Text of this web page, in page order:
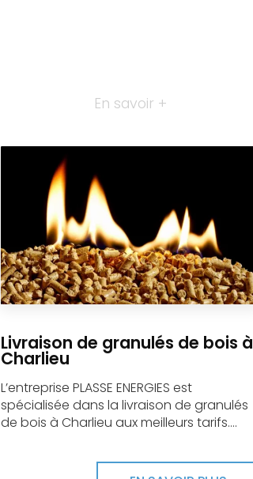
En savoir +
Livraison de granulés de bois à
Charlieu
L’entreprise PLASSE ENERGIES est
spécialisée dans la livraison de granulés
de bois à Charlieu aux meilleurs tarifs....